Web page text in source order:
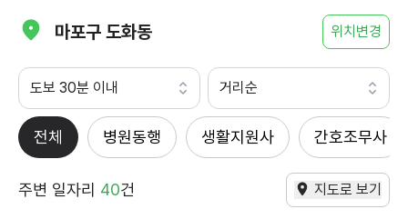
마포구 도화동 위치변경
도보 30분 이내 거리순
전체 병원동행 생활지원사 간호조무사
주변 일자리 40건 지도로 보기